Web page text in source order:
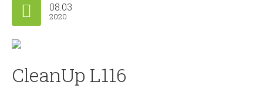
08.03
2020
CleanUp L116